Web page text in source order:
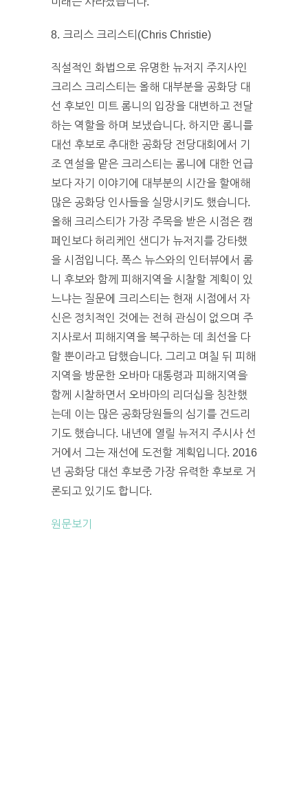
8. 크리스 크리스티(Chris Christie)
직설적인 화법으로 유명한 뉴저지 주지사인
크리스 크리스티는 올해 대부분을 공화당 대
선 후보인 미트 롬니의 입장을 대변하고 전달
하는 역할을 하며 보냈습니다. 하지만 롬니를
대선 후보로 추대한 공화당 전당대회에서 기
조 연설을 맡은 크리스티는 롬니에 대한 언급
보다 자기 이야기에 대부분의 시간을 할애해
많은 공화당 인사들을 실망시키도 했습니다.
올해 크리스티가 가장 주목을 받은 시점은 캠
페인보다 허리케인 샌디가 뉴저지를 강타했
을 시점입니다. 폭스 뉴스와의 인터뷰에서 롬
니 후보와 함께 피해지역을 시찰할 계획이 있
느냐는 질문에 크리스티는 현재 시점에서 자
신은 정치적인 것에는 전혀 관심이 없으며 주
지사로서 피해지역을 복구하는 데 최선을 다
할 뿐이라고 답했습니다. 그리고 며칠 뒤 피해
지역을 방문한 오바마 대통령과 피해지역을
함께 시찰하면서 오바마의 리더십을 칭찬했
는데 이는 많은 공화당원들의 심기를 건드리
기도 했습니다. 내년에 열릴 뉴저지 주시사 선
거에서 그는 재선에 도전할 계획입니다. 2016
년 공화당 대선 후보중 가장 유력한 후보로 거
론되고 있기도 합니다.
원문보기